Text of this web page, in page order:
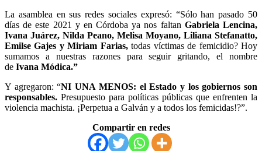
La asamblea en sus redes sociales expresó: “Sólo han pasado 50
días de este 2021 y en Córdoba ya nos faltan Gabriela Lencina,
Ivana Juárez, Nilda Peano, Melisa Moyano, Liliana Stefanatto,
Emilse Gajes y Miriam Farias,todas víctimas de femicidio? Hoy
sumamos a nuestras razones para seguir gritando, el nombre
de Ivana Módica.”
Y agregaron: “NI UNA MENOS: el Estado y los gobiernos son
responsables. Presupuesto para políticas públicas que enfrenten la
violencia machista. ¡Perpetua a Galván y a todos los femicidas!?”.
Compartir en redes